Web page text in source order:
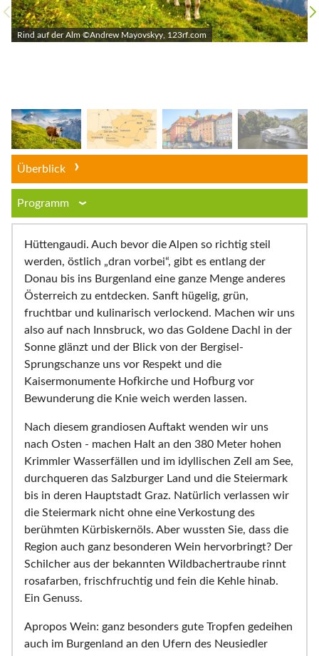
Rind auf der Alm ©Andrew Mayovskyy, 123rf.com
Überblick
Programm
Hüttengaudi. Auch bevor die Alpen so richtig steil
werden, östlich „dran vorbei“, gibt es entlang der
Donau bis ins Burgenland eine ganze Menge anderes
Österreich zu entdecken. Sanft hügelig, grün,
fruchtbar und kulinarisch verlockend. Machen wir uns
also auf nach Innsbruck, wo das Goldene Dachl in der
Sonne glänzt und der Blick von der Bergisel-
Sprungschanze uns vor Respekt und die
Kaisermonumente Hofkirche und Hofburg vor
Bewunderung die Knie weich werden lassen.
Nach diesem grandiosen Auftakt wenden wir uns
nach Osten - machen Halt an den 380 Meter hohen
Krimmler Wasserfällen und im idyllischen Zell am See,
durchqueren das Salzburger Land und die Steiermark
bis in deren Hauptstadt Graz. Natürlich verlassen wir
die Steiermark nicht ohne eine Verkostung des
berühmten Kürbiskernöls. Aber wussten Sie, dass die
Region auch ganz besonderen Wein hervorbringt? Der
Schilcher aus der bekannten Wildbachertraube rinnt
rosafarben, frischfruchtig und fein die Kehle hinab.
Ein Genuss.
Apropos Wein: ganz besonders gute Tropfen gedeihen
auch im Burgenland an den Ufern des Neusiedler